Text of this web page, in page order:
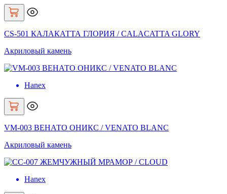
CS-501 КАЛАКАТТА ГЛОРИЯ / CALACATTA GLORY
Акриловый камень
Hanex
VM-003 ВЕНАТО ОНИКС / VENATO BLANC
Акриловый камень
Hanex